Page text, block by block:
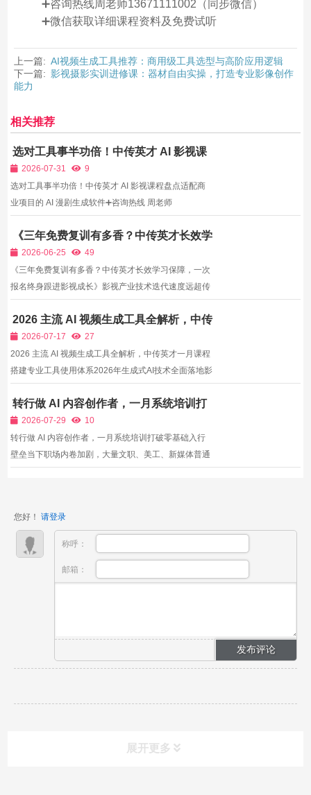
➕咨询热线周老师13671111002（同步微信）
➕微信获取详细课程资料及免费试听
上一篇: AI视频生成工具推荐：商用级工具选型与高阶应用逻辑
下一篇: 影视摄影实训进修课：器材自由实操，打造专业影像创作
能力
相关推荐
选对工具事半功倍！中传英才 AI 影视课
程盘点适配商业项目的 AI 漫剧生成软件
2026-07-31
9
选对工具事半功倍！中传英才 AI 影视课程盘点适配商
业项目的 AI 漫剧生成软件➕咨询热线 周老师
免费试听,
《三年免费复训有多香？中传英才长效学
习保障，一次报名终身跟进影视成长》
2026-06-25
49
《三年免费复训有多香？中传英才长效学习保障，一次
报名终身跟进影视成长》影视产业技术迭代速度远超传
模式、各大平台内容审核标准每年都会更新变化，市面
上绝大多数影视培训机构课程服务仅覆盖在校学习周
期，学员...
2026 主流 AI 视频生成工具全解析，中传
英才一月课程搭建专业工具使用体系
2026-07-17
27
2026 主流 AI 视频生成工具全解析，中传英才一月课程
搭建专业工具使用体系2026年生成式AI技术全面落地影
AI场景生成、智能剪辑类工具多达数十款，不同模型在
画面分辨率、人物一致性、运镜流畅度、中文适配、商
用授权...
转行做 AI 内容创作者，一月系统培训打
破零基础入行壁垒
2026-07-29
10
转行做 AI 内容创作者，一月系统培训打破零基础入行
壁垒当下职场内卷加剧，大量文职、美工、新媒体普通
会零散生...
您好！ 请登录
称呼：
邮箱：
展开更多